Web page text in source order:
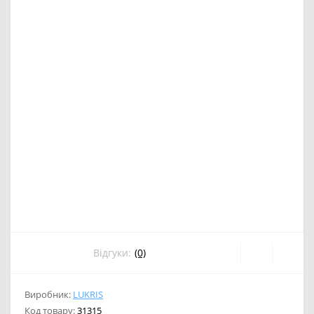
Відгуки: (0)
Виробник: LUKRIS
Код товару:31315